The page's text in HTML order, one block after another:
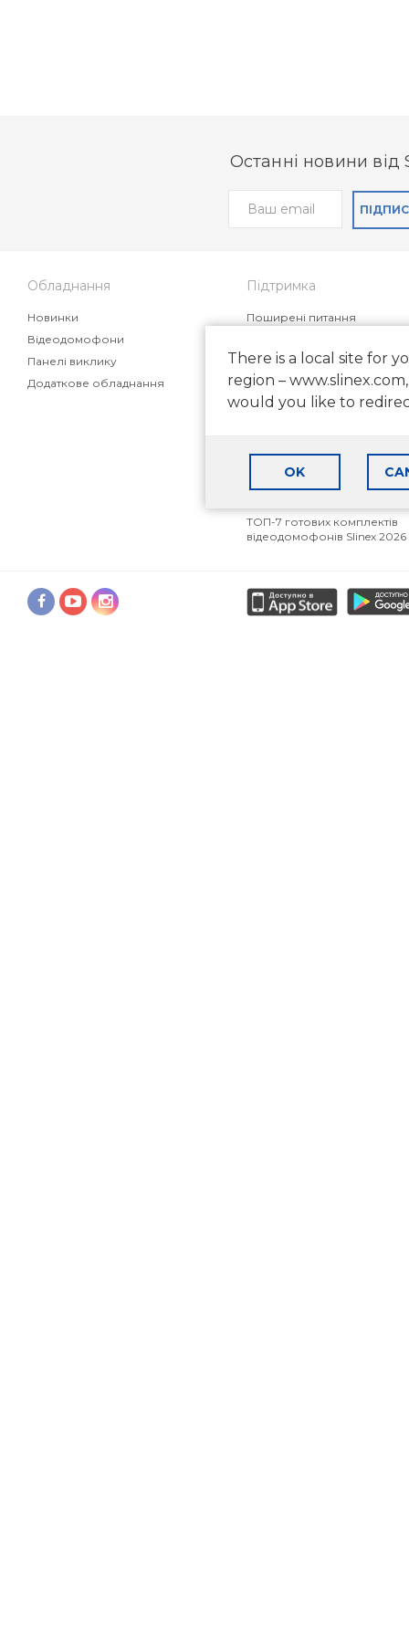
There is a local site for
region – www.slinex.com,
would you like to
OK
Останні новини від
Обладнання
Новинки
Відеодомофони
Панелі виклику
Додаткове обладнання
Підтримка
Поширені питання
Маркетингові матеріали
партнерів
Як вибрати відеодомофон
приватного будинку
Аналоговий, AHD чи IP
ТОП-7 готових комплектів
відеодомофонів Slinex 2026